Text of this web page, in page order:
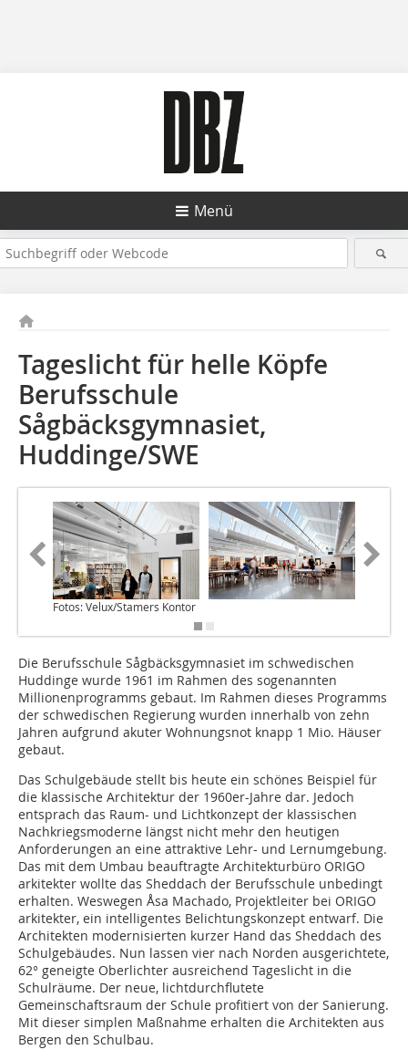
Menü
Tageslicht für helle Köpfe
Berufsschule
Sågbäcksgymnasiet,
Huddinge/SWE
Fotos: Velux/Stamers Kontor
Die Berufsschule Sågbäcksgymnasiet im schwedischen
Huddinge wurde 1961 im Rahmen des sogenannten
Millionenprogramms gebaut. Im Rahmen dieses Programms
der schwedischen Regierung wurden innerhalb von zehn
Jahren aufgrund akuter Wohnungsnot knapp 1 Mio. Häuser
gebaut.
Das Schulgebäude stellt bis heute ein schönes Beispiel für
die klassische Architektur der 1960er-Jahre dar. Jedoch
entsprach das Raum- und Lichtkonzept der klassischen
Nachkriegsmoderne längst nicht mehr den heutigen
Anforderungen an eine attraktive Lehr- und Lern­umgebung.
Das mit dem Umbau beauftragte Architekturbüro ORIGO
arkitekter wollte das Sheddach der Berufsschule unbedingt
erhalten. Weswegen Åsa Machado, Projektleiter bei ORIGO
arkitekter, ein intelligentes Belichtungskonzept entwarf. Die
Architekten modernisierten kurzer Hand das Sheddach des
Schulgebäudes. Nun lassen vier nach Norden ausgerichtete,
62° geneigte Oberlichter ausreichend Tageslicht in die
Schulräume. Der neue, lichtdurchflutete
Gemeinschaftsraum der Schule profitiert von der Sanierung.
Mit dieser simplen Maßnahme erhalten die Architekten aus
Bergen den Schulbau.